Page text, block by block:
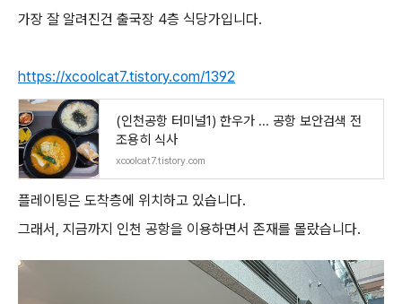
가장 잘 알려진건 출국장 4층 식당가입니다.
https://xcoolcat7.tistory.com/1392
(인천공항 터미널1) 한우가 ... 공항 보안검색 전
조용히 식사
xcoolcat7.tistory.com
플레이팅은 도착층에 위치하고 있습니다.
그래서, 지금까지 인천 공항을 이용하면서 존재를 몰랐습니다.